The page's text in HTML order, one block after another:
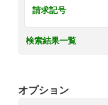
請求記号
検索結果一覧
オプション